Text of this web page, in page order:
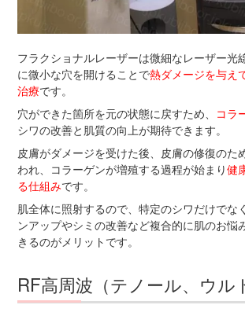
フラクショナルレーザーは微細なレーザー光
に微小な穴を開けることで熱ダメージを与え
治療です。
穴ができた箇所を元の状態に戻すため、 コラ
シワの改善と肌質の向上が期待できます。
皮膚がダメージを受けた後、皮膚の修復のた
われ、コラーゲンが増殖する過程が始まり健
る仕組みです。
肌全体に照射するので、特定のシワだけでな
ンアップやシミの改善など複合的に肌のお悩
きるのがメリットです。
RF高周波（テノール、ウル